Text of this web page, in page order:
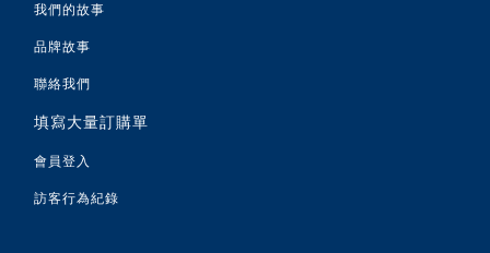
我們的故事
品牌故事
聯絡我們
填寫大量訂購單
會員登入
訪客行為紀錄